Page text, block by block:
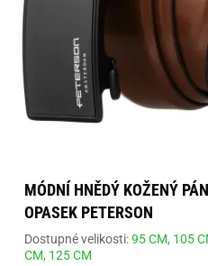
MÓDNÍ HNĚDÝ KOŽENÝ
OPASEK PETERSON
Dostupné velikosti:95 CM, 105
CM, 125 CM